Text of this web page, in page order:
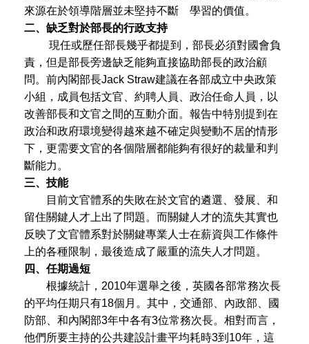
來源在於領導階層並未堅持不斷 學習的價值。
二、缺乏對於部長的行政支持
現任或歷任部長幾乎都提到，部長必須對國會負
責，但是部長旁邊缺乏能夠直接協助部長的政治顧
問。前內閣部長Jack Straw建議在各部成立中央政策
小組，成員包括文官、約聘人員、政治任命人員，以
改善部長和文官之間的互動介面。報告中特別提到在
政治和政府環境變得越來越不確定與變動不居的情形
下，更需要文官的各個階層都能夠有很好的裁量和判
斷能力。
三、技能
目前文官體系的失敗在於文官的遴選、發展、和
留住關鍵人才上出了問題。而關鍵人才的流失其實也
反映了文官體系對於關鍵專業人士在薪資與工作條件
上的各種限制，最後造成了嚴重的流失人才問題。
四、任期過短
根據統計，2010年選舉之後，英國各部常務次長
的平均任期只有18個月。其中，交通部、內政部、國
防部、和內閣部3年中各有3位常務次長。相對而言，
他們所要主持的公共建設計畫平均耗時3到10年，這